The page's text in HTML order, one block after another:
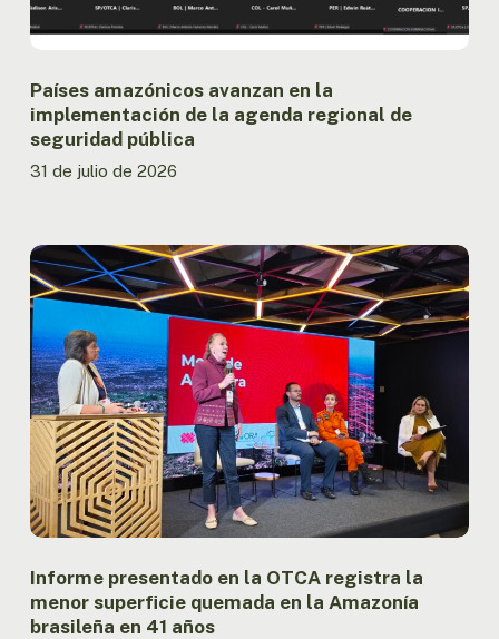
de
seguridad
Países amazónicos avanzan en la
implementación de la agenda regional de
seguridad pública
31 de julio de 2026
Informe
presentado
en
la
OTCA
registra
la
menor
superficie
quemada
en
la
brasileña
en
41
Informe presentado en la OTCA registra la
menor superficie quemada en la Amazonía
brasileña en 41 años